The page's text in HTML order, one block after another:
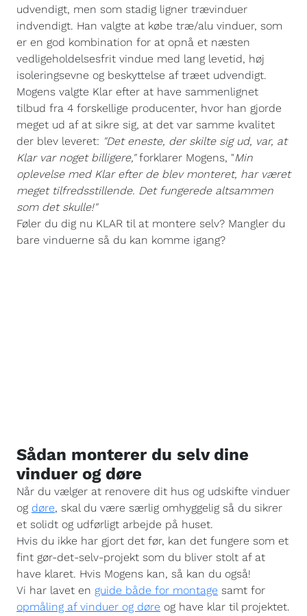
udvendigt, men som stadig ligner trævinduer
indvendigt. Han valgte at købe træ/alu vinduer, som
er en god kombination for at opnå et næsten
vedligeholdelsesfrit vindue med lang levetid, høj
isoleringsevne og beskyttelse af træet udvendigt.
Mogens valgte Klar efter at have sammenlignet
tilbud fra 4 forskellige producenter, hvor han gjorde
meget ud af at sikre sig, at det var samme kvalitet
der blev leveret: "Det eneste, der skilte sig ud, var, at
Klar var noget billigere,"forklarer Mogens, "Min
oplevelse med Klar efter de blev monteret, har været
meget tilfredsstillende. Det fungerede altsammen
som det skulle!"
Føler du dig nu KLAR til at montere selv? Mangler du
bare vinduerne så du kan komme igang?
Sådan monterer du selv dine
vinduer og døre
Når du vælger at renovere dit hus og udskifte vinduer
og døre, skal du være særlig omhyggelig så du sikrer
et solidt og udførligt arbejde på huset.
Hvis du ikke har gjort det før, kan det fungere som et
fint gør-det-selv-projekt som du bliver stolt af at
have klaret. Hvis Mogens kan, så kan du også!
Vi har lavet en guide både for montage samt for
opmåling af vinduer og døre og have klar til projektet.